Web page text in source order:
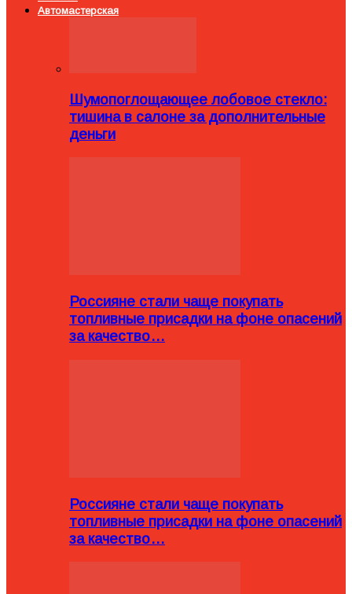
Автомастерская
Шумопоглощающее лобовое стекло:
тишина в салоне за дополнительные
деньги
Россияне стали чаще покупать
топливные присадки на фоне опасений
за качество…
Россияне стали чаще покупать
топливные присадки на фоне опасений
за качество…